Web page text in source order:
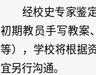
经校史专家鉴
初期教员手写教案
等），学校将根据
宜另行沟通。